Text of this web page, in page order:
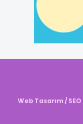
Web Tasarım / SEO